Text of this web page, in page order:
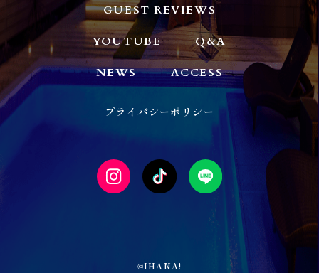
GUEST REVIEWS
YOUTUBE Q&A
NEWS ACCESS
プライバシーポリシー
©IHANA!